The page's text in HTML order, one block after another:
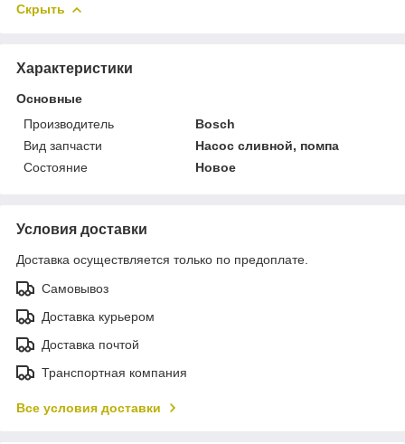
Скрыть
Характеристики
Основные
Производитель
Bosch
Вид запчасти
Насос сливной, помпа
Состояние
Новое
Условия доставки
Доставка осуществляется только по предоплате.
Самовывоз
Доставка курьером
Доставка почтой
Транспортная компания
Все условия доставки